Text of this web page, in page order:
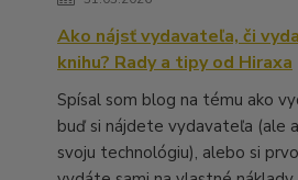
Ako nájsť vydavateľa, či
knihu? Rady a tipy od Hiraxa
Spísal som blog na tému ako
buď si nájdete vydavateľa (ale
svoju technológiu), alebo si